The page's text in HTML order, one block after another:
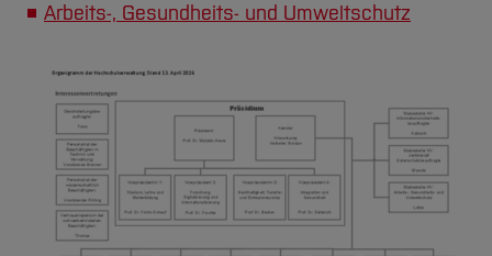
Arbeits-, Gesundheits- und Umweltschutz